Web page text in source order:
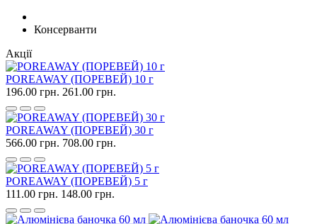
Консерванти
Акції
POREAWAY (ПОРЕВЕЙ) 10 г
196.00 грн. 261.00 грн.
POREAWAY (ПОРЕВЕЙ) 30 г
566.00 грн. 708.00 грн.
POREAWAY (ПОРЕВЕЙ) 5 г
111.00 грн. 148.00 грн.